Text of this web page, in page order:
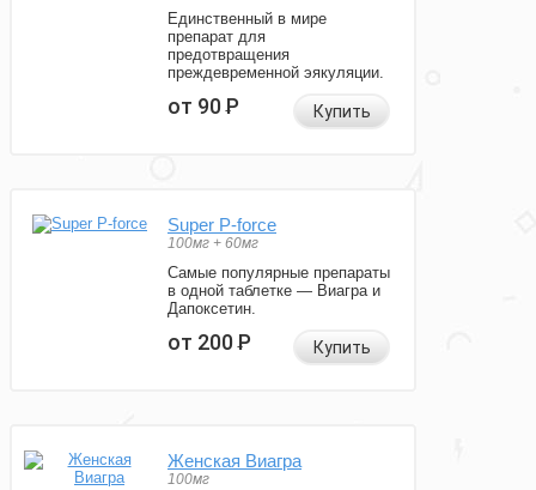
Единственный в мире
препарат для
предотвращения
преждевременной эякуляции.
от 90Р Купить
Super P-force
100мг + 60мг
Самые популярные препараты
в одной таблетке — Виагра и
Дапоксетин.
от 200Р Купить
Женская Виагра
100мг